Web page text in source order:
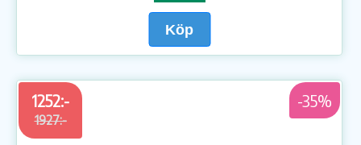
Köp
1252:-
1927:-
-35%